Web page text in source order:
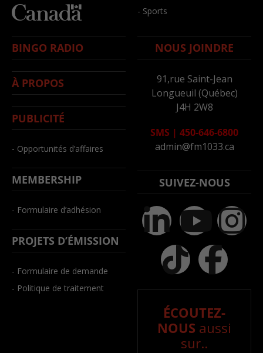
- Sports
BINGO RADIO
À PROPOS
PUBLICITÉ
- Opportunités d’affaires
MEMBERSHIP
- Formulaire d’adhésion
PROJETS D’ÉMISSION
- Formulaire de demande
- Politique de traitement
NOUS JOINDRE
91,rue Saint-Jean
Longueuil (Québec)
J4H 2W8
SMS | 450-646-6800
admin@fm1033.ca
SUIVEZ-NOUS
ÉCOUTEZ-
NOUS aussi
sur..